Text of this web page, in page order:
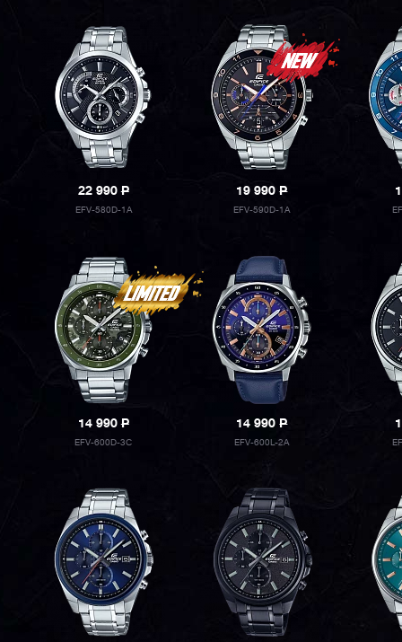
22 990P
EFV-580D-1A
19 990P
EFV-590D-1A
14 990P
EFV-600D-3C
14 990P
EFV-600L-2A